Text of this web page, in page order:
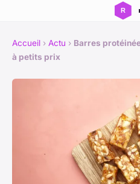
Accueil › Actu › Barres
à petits prix